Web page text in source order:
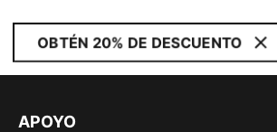
OBTÉN 20% DE DESCUENTO
APOYO